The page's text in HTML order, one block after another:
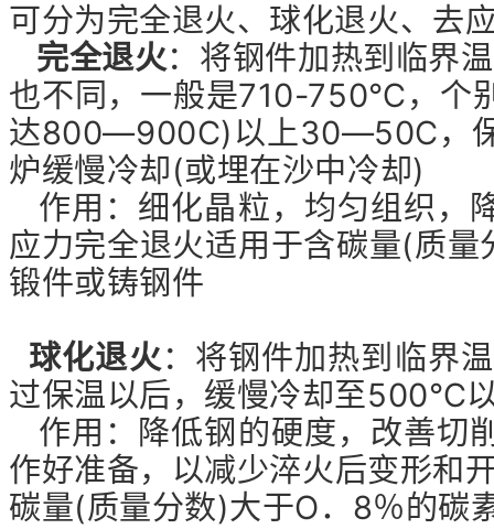
可分为完全退火、球化退火、去
完全退火：将钢件加热到临界
也不同，一般是710-750℃，个
达800—900C)以上30—50C，
炉缓慢冷却(或埋在沙中冷却)
作用：细化晶粒，均匀组织，
应力完全退火适用于含碳量(质
锻件或铸钢件
球化退火：将钢件加热到临界
过保温以后，缓慢冷却至500℃
作用：降低钢的硬度，改善切
作好准备，以减少淬火后变形和
碳量(质量分数)大于O．8％的碳